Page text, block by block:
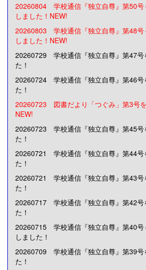
20260804 学校通信『独立自尊』第50号
しました！NEW!
20260803 学校通信『独立自尊』第48号
しました！NEW!
20260729 学校通信『独立自尊』第47号
た！
20260724 学校通信『独立自尊』第46号
た！
20260723 図書だより「つぐみ」第3号
NEW!
20260723 学校通信『独立自尊』第45号
た！
20260721 学校通信『独立自尊』第44号
た！
20260721 学校通信『独立自尊』第43号
た！
20260717 学校通信『独立自尊』第42号
た！
20260715 学校通信『独立自尊』第40
しました！
20260709 学校通信『独立自尊』第39号
た！